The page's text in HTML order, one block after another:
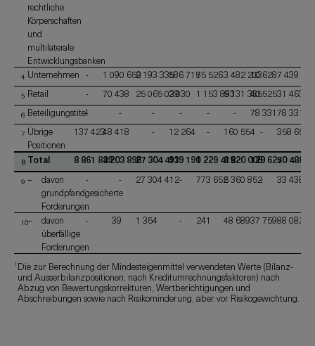
rechtliche
Körperschaften
und
multilaterale
Entwicklungsbanken
4 Unternehmen - 1 090 6592 193 335586 71575 5263 482 20310 6287 439 066
5 Retail - 70 438 25 065 0392 030 1 153 8935 131 33540 52531 463
6 Beteiligungstitel- - - - - - 78 33178 331
7 Übrige
Positionen
137 42348 418 - 12 264 - 160 554 - 358 659
8 Total 8 861 8493 203 89627 304 411939 1901 229 4198 820 006129 62750 488
9
davon
grundpfandgesicherte
Forderungen
- - 27 304 412- 773 6525 360 852- 33 438
10
davon
überfällige
Forderungen
- 39 1 354 - 241 48 68937 75988 082
1 Die zur Berechnung der Mindesteigenmittel verwendeten Werte (Bilanz-
und Ausserbilanzpositionen, nach Kreditumrechnungsfaktoren) nach
Abzug von Bewertungskorrekturen, Wertberichtigungen und
Abschreibungen sowie nach Risikominderung, aber vor Risikogewichtung.